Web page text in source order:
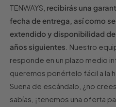
TENWAYS, recibirás una
fecha de entrega, así como
extendido y disponibilidad
años siguientes . Nuestro
responde en un plazo medio
queremos ponértelo fácil a la
Suena de escándalo, ¿no
sabías, ¡tenemos una oferta